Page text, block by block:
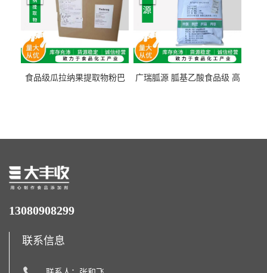
食品级瓜拉纳果提取物粉巴
广瑞胍源 胍基乙酸食品级 高
13080908299
联系信息